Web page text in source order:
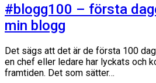
#blogg100 – första
min blogg
Det sägs att det är de första 100
en chef eller ledare har lyckats och
framtiden. Det som sätter…